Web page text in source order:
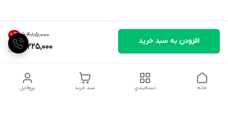
۱۶٬۴۸۵٬۰۰۰ 7%
15,225,000
افزودن به سبد خرید
پروفایل سبد خرید دسته‌بندی خانه